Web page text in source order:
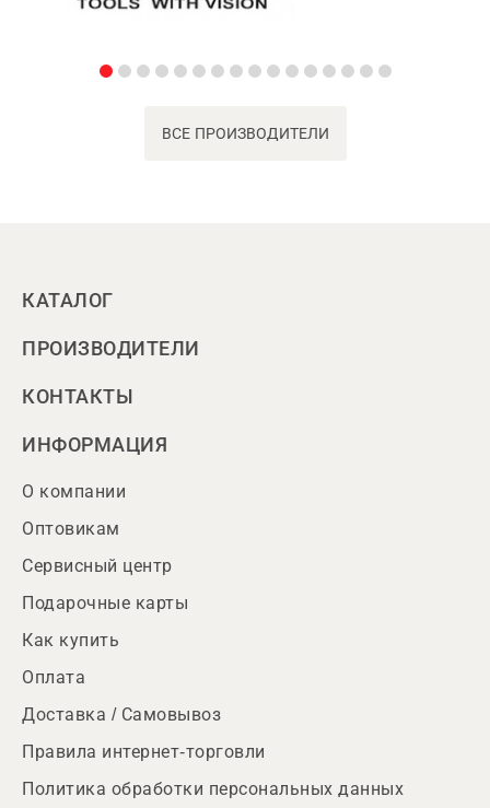
ВСЕ ПРОИЗВОДИТЕЛИ
КАТАЛОГ
ПРОИЗВОДИТЕЛИ
КОНТАКТЫ
ИНФОРМАЦИЯ
О компании
Оптовикам
Сервисный центр
Подарочные карты
Как купить
Оплата
Доставка / Самовывоз
Правила интернет-торговли
Политика обработки персональных данных